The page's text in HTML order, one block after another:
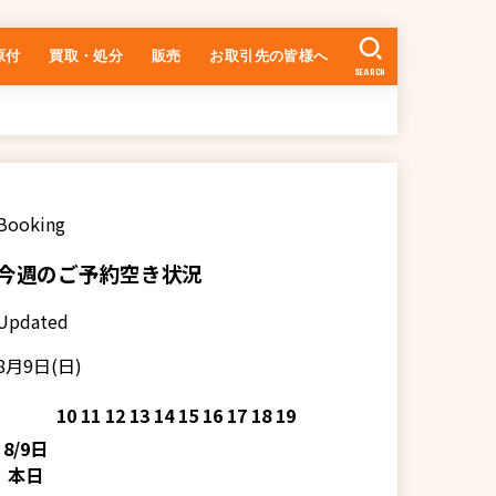
付 買取・処分 販売 お取引先の皆様へ
SEARCH